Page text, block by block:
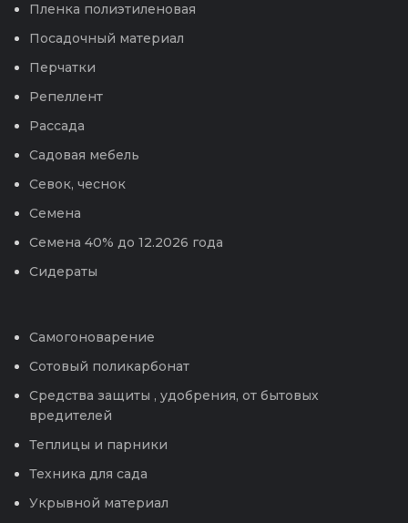
Пленка полиэтиленовая
Посадочный материал
Перчатки
Репеллент
Рассада
Садовая мебель
Севок, чеснок
Семена
Семена 40% до 12.2026 года
Сидераты
Самогоноварение
Сотовый поликарбонат
Средства защиты , удобрения, от бытовых
вредителей
Теплицы и парники
Техника для сада
Укрывной материал